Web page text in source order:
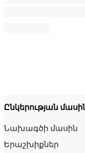
Ընկերության
Նախագծի մասին
Երաշխիքներ